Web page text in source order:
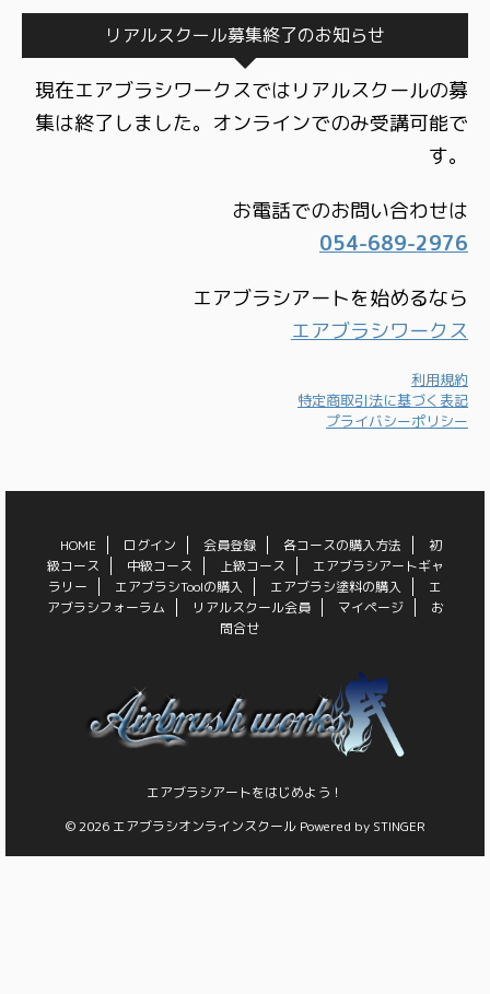
リアルスクール募集終了のお知らせ
現在エアブラシワークスではリアルスクールの募
集は終了しました。オンラインでのみ受講可能で
す。
お電話でのお問い合わせは
054-689-2976
エアブラシアートを始めるなら
エアブラシワークス
利用規約
特定商取引法に基づく表記
プライバシーポリシー
HOME ログイン 会員登録 各コースの購入方法
初
級コース
中級コース 上級コース
エアブラシアートギャ
ラリー
エアブラシToolの購入 エアブラシ塗料の購入
エ
アブラシフォーラム
リアルスクール会員 マイページ
お
問合せ
エアブラシアートをはじめよう！
© 2026 エアブラシオンラインスクール Powered by STINGER